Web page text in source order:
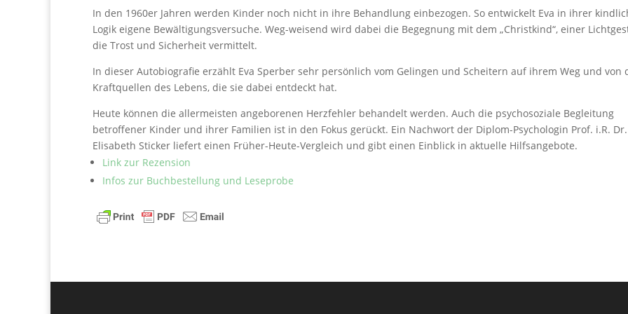
In den 1960er Jahren werden Kinder noch nicht in ihre Behandlung einbezogen. So entwickelt Eva in ihrer
Logik eigene Bewältigungsversuche. Weg-weisend wird dabei die Begegnung mit dem „Christkind“, einer
die Trost und Sicherheit vermittelt.
In dieser Autobiografie erzählt Eva Sperber sehr persönlich vom Gelingen und Scheitern auf ihrem Weg und von
Kraftquellen des Lebens, die sie dabei entdeckt hat.
Heute können die allermeisten angeborenen Herzfehler behandelt werden. Auch die psychosoziale Begleitung
betroffener Kinder und ihrer Familien ist in den Fokus gerückt. Ein Nachwort der Diplom-Psychologin Prof. i.R. Dr.
Elisabeth Sticker liefert einen Früher-Heute-Vergleich und gibt einen Einblick in aktuelle Hilfsangebote.
Link zur Rezension
Infos zur Buchbestellung und Leseprobe